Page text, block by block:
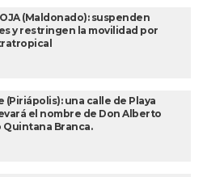
(Maldonado): suspenden
y restringen la movilidad por
(Piriápolis): una calle de Playa
el nombre de Don Alberto
Quintana Branca.